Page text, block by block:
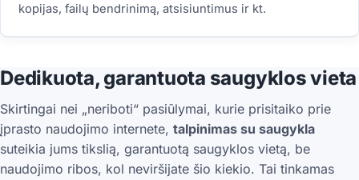
kopijas, failų bendrinimą, atsisiuntimus ir kt.
Dedikuota, garantuota saugyklos vieta
Skirtingai nei „neriboti“ pasiūlymai, kurie prisitaiko prie
įprasto naudojimo internete, talpinimas su saugykla
suteikia jums tikslią, garantuotą saugyklos vietą, be
naudojimo ribos, kol neviršijate šio kiekio. Tai tinkamas